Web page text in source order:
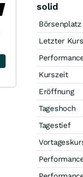
solid
Börsenplatz
Letzter Kurs
Kurszeit
Eröffnung
Tageshoch
Tagestief